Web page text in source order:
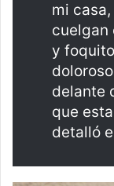
mi
cuelgan
y
delante
que
detalló